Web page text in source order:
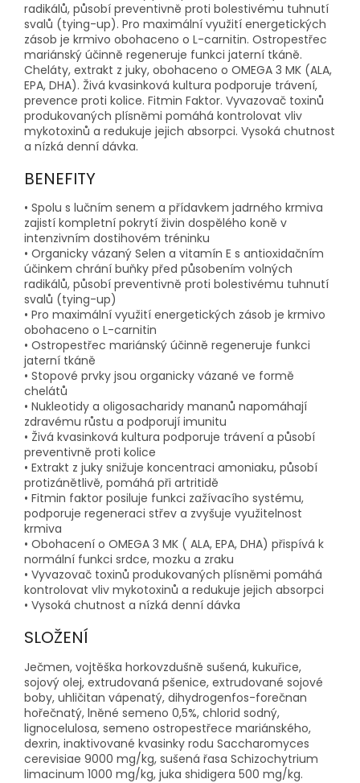
radikálů, působí preventivně proti bolestivému tuhnutí
svalů (tying-up). Pro maximální využití energetických
zásob je krmivo obohaceno o L-carnitin. Ostropestřec
mariánský účinně regeneruje funkci jaterní tkáně.
Cheláty, extrakt z juky, obohaceno o OMEGA 3 MK (ALA,
EPA, DHA). Živá kvasinková kultura podporuje trávení,
prevence proti kolice. Fitmin Faktor. Vyvazovač toxinů
produkovaných plísněmi pomáhá kontrolovat vliv
mykotoxinů a redukuje jejich absorpci. Vysoká chutnost
a nízká denní dávka.
BENEFITY
• Spolu s lučním senem a přídavkem jadrného krmiva
zajistí kompletní pokrytí živin dospělého koně v
intenzivním dostihovém tréninku
• Organicky vázaný Selen a vitamín E s antioxidačním
účinkem chrání buňky před působením volných
radikálů, působí preventivně proti bolestivému tuhnutí
svalů (tying-up)
• Pro maximální využití energetických zásob je krmivo
obohaceno o L-carnitin
• Ostropestřec mariánský účinně regeneruje funkci
jaterní tkáně
• Stopové prvky jsou organicky vázané ve formě
chelátů
• Nukleotidy a oligosacharidy mananů napomáhají
zdravému růstu a podporují imunitu
• Živá kvasinková kultura podporuje trávení a působí
preventivně proti kolice
• Extrakt z juky snižuje koncentraci amoniaku, působí
protizánětlivě, pomáhá při artritidě
• Fitmin faktor posiluje funkci zažívacího systému,
podporuje regeneraci střev a zvyšuje využitelnost
krmiva
• Obohacení o OMEGA 3 MK ( ALA, EPA, DHA) přispívá k
normální funkci srdce, mozku a zraku
• Vyvazovač toxinů produkovaných plísněmi pomáhá
kontrolovat vliv mykotoxinů a redukuje jejich absorpci
• Vysoká chutnost a nízká denní dávka
SLOŽENÍ
Ječmen, vojtěška horkovzdušně sušená, kukuřice,
sojový olej, extrudovaná pšenice, extrudované sojové
boby, uhličitan vápenatý, dihydrogenfos-forečnan
hořečnatý, lněné semeno 0,5%, chlorid sodný,
lignocelulosa, semeno ostropestřece mariánského,
dexrin, inaktivované kvasinky rodu Saccharomyces
cerevisiae 9000 mg/kg, sušená řasa Schizochytrium
limacinum 1000 mg/kg, juka shidigera 500 mg/kg.